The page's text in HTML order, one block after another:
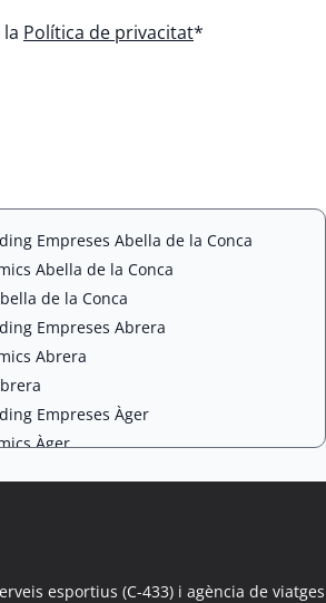
Política de privacitat*
Empreses Abella de la Conca
Abella de la Conca
de la Conca
Empreses Abrera
Abrera
Empreses Àger
Àger
Empreses Aguilar de Segarra
esportius (C-433) i agència de viatges